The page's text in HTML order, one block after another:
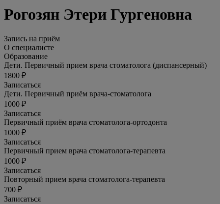
Рогозян Этери Гургеновна
Запись на приём
О специалисте
Образование
Дети. Первичный прием врача стоматолога (диспансерный)
1800 ₽
Записаться
Дети. Первичный приём врача-стоматолога
1000 ₽
Записаться
Первичный приём врача стоматолога-ортодонта
1000 ₽
Записаться
Первичный прием врача стоматолога-терапевта
1000 ₽
Записаться
Повторный прием врача стоматолога-терапевта
700 ₽
Записаться